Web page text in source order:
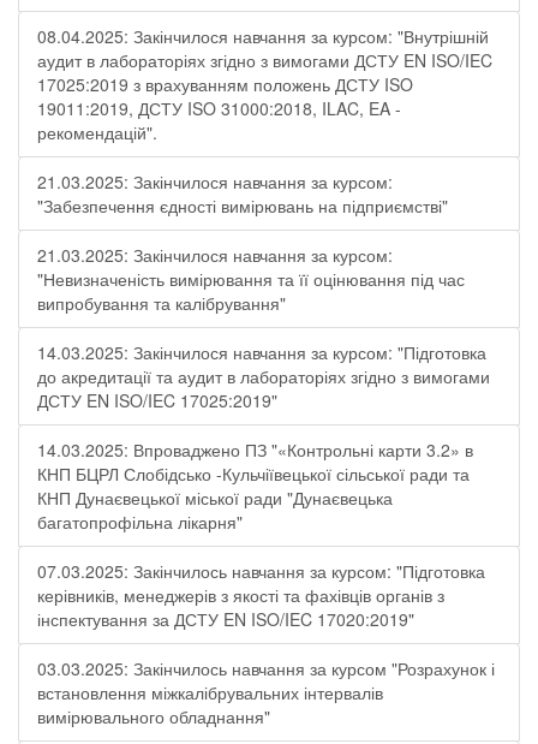
08.04.2025: Закінчилося навчання за курсом: "Внутрішній
аудит в лабораторіях згідно з вимогами ДСТУ EN ISO/IEC
17025:2019 з врахуванням положень ДСТУ ISO
19011:2019, ДСТУ ISO 31000:2018, ILAC, EA -
рекомендацій".
21.03.2025: Закінчилося навчання за курсом:
"Забезпечення єдності вимірювань на підприємстві"
21.03.2025: Закінчилося навчання за курсом:
"Невизначеність вимірювання та її оцінювання під час
випробування та калібрування"
14.03.2025: Закінчилося навчання за курсом: "Підготовка
до акредитації та аудит в лабораторіях згідно з вимогами
ДСТУ EN ISO/IEC 17025:2019"
14.03.2025: Впроваджено ПЗ "«Контрольні карти 3.2» в
КНП БЦРЛ Слобідсько -Кульчіївецької сільської ради та
КНП Дунаєвецької міської ради "Дунаєвецька
багатопрофільна лікарня"
07.03.2025: Закінчилось навчання за курсом: "Підготовка
керівників, менеджерів з якості та фахівців органів з
інспектування за ДСТУ EN ISO/IEC 17020:2019"
03.03.2025: Закінчилось навчання за курсом "Розрахунок і
встановлення міжкалібрувальних інтервалів
вимірювального обладнання"